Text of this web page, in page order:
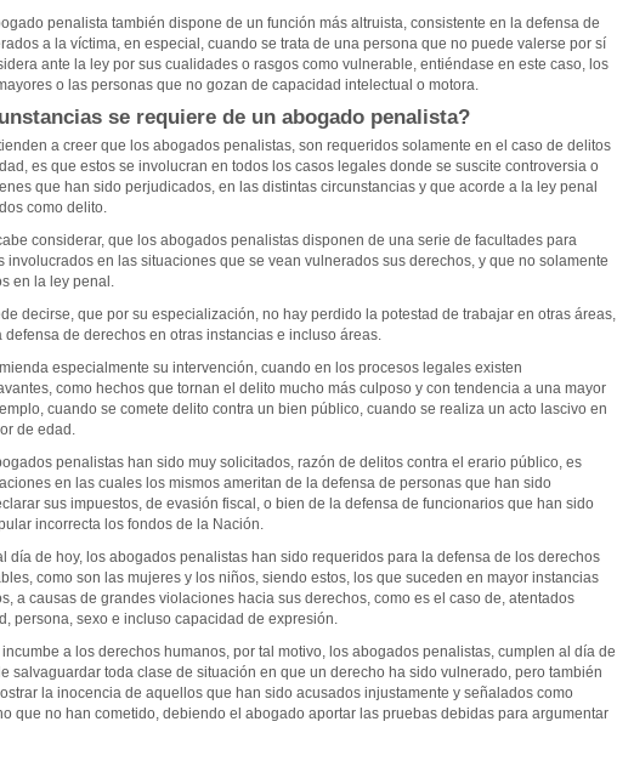
penalista también dispone de un función más altruista, consistente en la defensa de
a la víctima, en especial, cuando se trata de una persona que no puede valerse por sí
ante la ley por sus cualidades o rasgos como vulnerable, entiéndase en este caso, los
o las personas que no gozan de capacidad intelectual o motora.
se requiere de un abogado penalista?
a creer que los abogados penalistas, son requeridos solamente en el caso de delitos
es que estos se involucran en todos los casos legales donde se suscite controversia o
que han sido perjudicados, en las distintas circunstancias y que acorde a la ley penal
como delito.
considerar, que los abogados penalistas disponen de una serie de facultades para
en las situaciones que se vean vulnerados sus derechos, y que no solamente
en la ley penal.
decirse, que por su especialización, no hay perdido la potestad de trabajar en otras áreas,
defensa de derechos en otras instancias e incluso áreas.
especialmente su intervención, cuando en los procesos legales existen
como hechos que tornan el delito mucho más culposo y con tendencia a una mayor
cuando se comete delito contra un bien público, cuando se realiza un acto lascivo en
de edad.
penalistas han sido muy solicitados, razón de delitos contra el erario público, es
en las cuales los mismos ameritan de la defensa de personas que han sido
sus impuestos, de evasión fiscal, o bien de la defensa de funcionarios que han sido
incorrecta los fondos de la Nación.
día de hoy, los abogados penalistas han sido requeridos para la defensa de los derechos
como son las mujeres y los niños, siendo estos, los que suceden en mayor instancias
a causas de grandes violaciones hacia sus derechos, como es el caso de, atentados
persona, sexo e incluso capacidad de expresión.
a los derechos humanos, por tal motivo, los abogados penalistas, cumplen al día de
salvaguardar toda clase de situación en que un derecho ha sido vulnerado, pero también
la inocencia de aquellos que han sido acusados injustamente y señalados como
que no han cometido, debiendo el abogado aportar las pruebas debidas para argumentar